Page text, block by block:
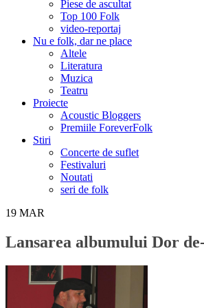
Piese de ascultat
Top 100 Folk
video-reportaj
Nu e folk, dar ne place
Altele
Literatura
Muzica
Teatru
Proiecte
Acoustic Bloggers
Premiile ForeverFolk
Stiri
Concerte de suflet
Festivaluri
Noutati
seri de folk
19 MAR
Lansarea albumului Dor